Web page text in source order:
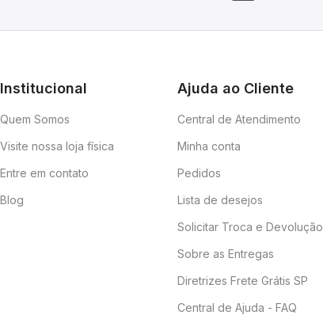
Institucional
Quem Somos
Visite nossa loja física
Entre em contato
Blog
Ajuda ao Cliente
Central de Atendimento
Minha conta
Pedidos
Lista de desejos
Solicitar Troca e Devolução
Sobre as Entregas
Diretrizes Frete Grátis SP
Central de Ajuda - FAQ